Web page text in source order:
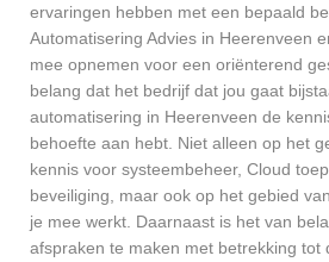
ervaringen hebben met een bepaald
Automatisering Advies in Heerenveen
mee opnemen voor een oriënterend
belang dat het bedrijf dat jou gaat
automatisering in Heerenveen de
behoefte aan hebt. Niet alleen op het
kennis voor systeembeheer, Cloud
beveiliging, maar ook op het gebied
je mee werkt. Daarnaast is het van
afspraken te maken met betrekking tot